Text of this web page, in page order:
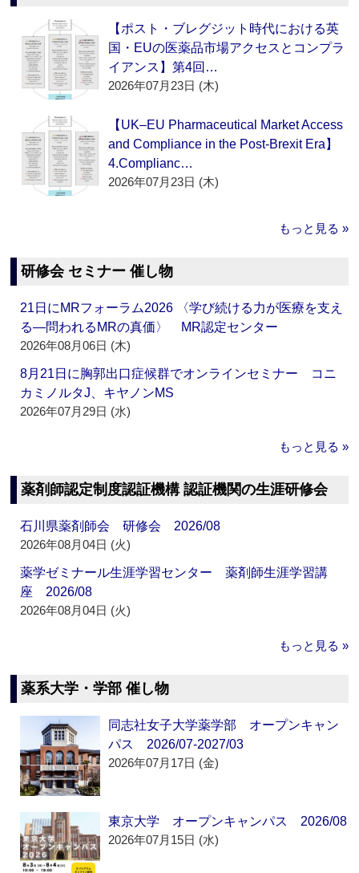
【ポスト・ブレグジット時代における英
国・EUの医薬品市場アクセスとコンプラ
イアンス】第4回…
2026年07月23日 (木)
【UK–EU Pharmaceutical Market Access
and Compliance in the Post-Brexit Era】
4.Complianc…
2026年07月23日 (木)
もっと見る »
研修会 セミナー 催し物
21日にMRフォーラム2026 〈学び続ける力が医療を支え
る―問われるMRの真価〉 MR認定センター
2026年08月06日 (木)
8月21日に胸郭出口症候群でオンラインセミナー コニ
カミノルタJ、キヤノンMS
2026年07月29日 (水)
もっと見る »
薬剤師認定制度認証機構 認証機関の生涯研修会
石川県薬剤師会 研修会 2026/08
2026年08月04日 (火)
薬学ゼミナール生涯学習センター 薬剤師生涯学習講
座 2026/08
2026年08月04日 (火)
もっと見る »
薬系大学・学部 催し物
同志社女子大学薬学部 オープンキャン
パス 2026/07-2027/03
2026年07月17日 (金)
東京大学 オープンキャンパス 2026/08
2026年07月15日 (水)